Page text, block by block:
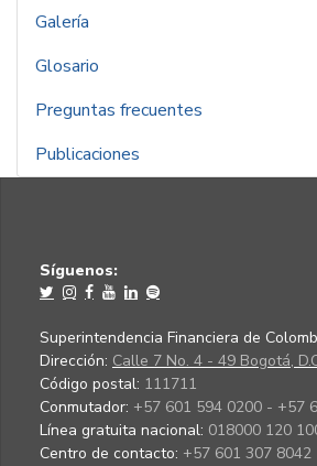
Galería
Glosario
Preguntas frecuentes
Publicaciones
Síguenos:
Superintendencia Financiera de
Dirección: Calle 7 No. 4 - 49 Bogotá,
Código postal: 111711
Conmutador: +57 601 594 0200 - +57
Línea gratuita nacional: 018000 120
Centro de contacto: +57 601 307 8042